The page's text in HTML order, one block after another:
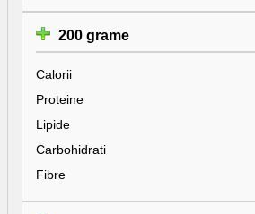
200 grame
Calorii
Proteine
Lipide
Carbohidrati
Fibre